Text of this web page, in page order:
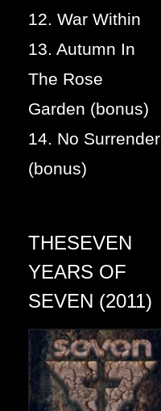
12. War Within
13. Autumn In
The Rose
Garden (bonus)
14. No Surrender
(bonus)
THESEVEN
YEARS OF
SEVEN (2011)